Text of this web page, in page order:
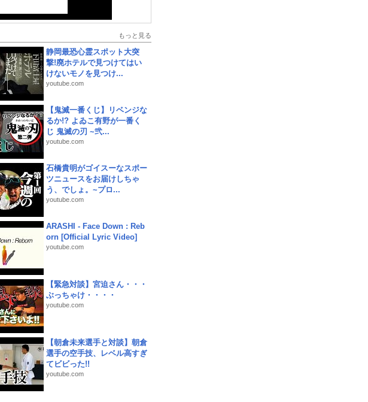
もっと見る
静岡最恐心霊スポット大突
撃!廃ホテルで見つけてはい
けないモノを見つけ...
youtube.com
【鬼滅一番くじ】リベンジな
るか!? よゐこ有野が一番く
じ 鬼滅の刃 ~弐...
youtube.com
石橋貴明がゴイスーなスポー
ツニュースをお届けしちゃ
う、でしょ。~プロ...
youtube.com
ARASHI - Face Down : Reb
orn [Official Lyric Video]
youtube.com
【緊急対談】宮迫さん・・・
ぶっちゃけ・・・・
youtube.com
【朝倉未来選手と対談】朝倉
選手の空手技、レベル高すぎ
てビビった!!
youtube.com